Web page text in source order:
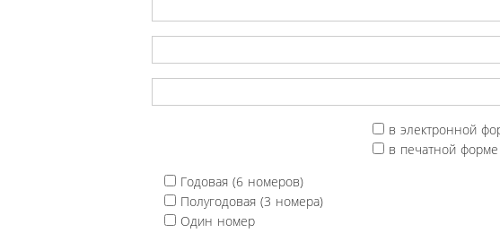
в электронной
в печатной форме
Годовая (6 номеров)
Полугодовая (3 номера)
Один номер